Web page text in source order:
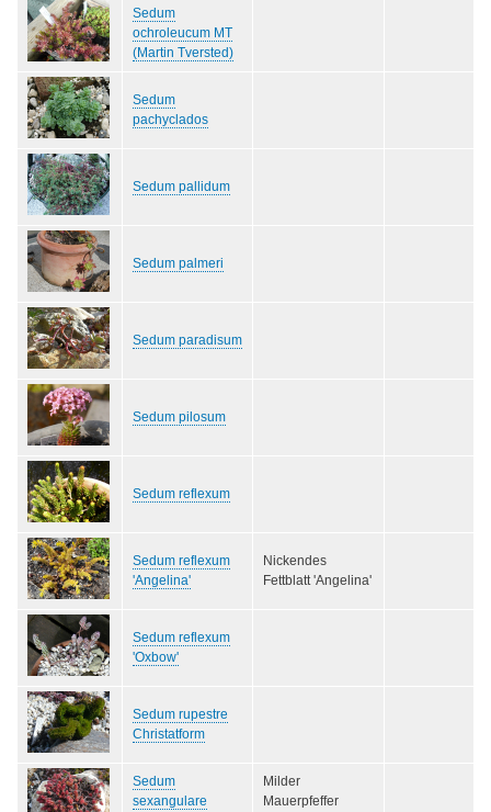
Sedum
ochroleucum MT
(Martin Tversted)
Sedum
pachyclados
Sedum pallidum
Sedum palmeri
Sedum paradisum
Sedum pilosum
Sedum reflexum
Sedum reflexum
'Angelina'
Nickendes
Fettblatt 'Angelina'
Sedum reflexum
'Oxbow'
Sedum rupestre
Christatform
Sedum
sexangulare
Milder
Mauerpfeffer